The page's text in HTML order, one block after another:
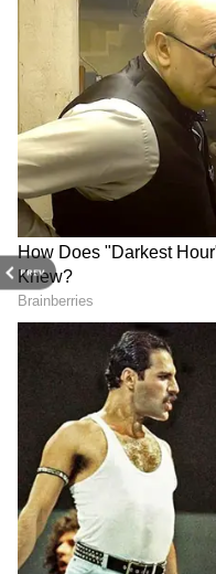
PREV
పురుషుల్లో బట్టతల
లేదా మేల్ ప్యాటర్న్
చెబుతోంది. అంతేకాదు..
బట్టతల వస్తుంది.
కారణంగా బట్టతల రాదు
‘ హెల్మెట్ ధరించడం వల్ల
హార్మోన్ల మార్పులు ఒక
మహిళల్లో థైరాయిడ్,
జుట్టు రాలడానికి
ని నిందించడం కరెక్ట్
స్పెషలిస్ట్ డాక్టర్ షరీఫా
మహిళలు పోనీటెయిల్స్
హెల్మెట్ పెట్టుకుంటే..
రాలిపోయే అవకాశం
‘ టైట్ గా ఉండే హెల్మెట్
డ్యామేజ్ అవుతుంది.
పట్టడం, దురద లాంటి